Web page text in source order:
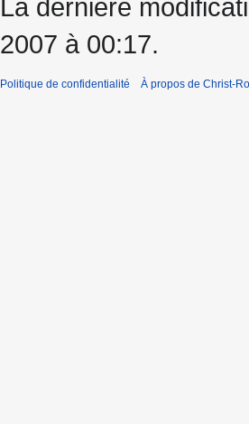
La dernière
2007 à 00:17.
Politique de confidentialité À propos de Christ-